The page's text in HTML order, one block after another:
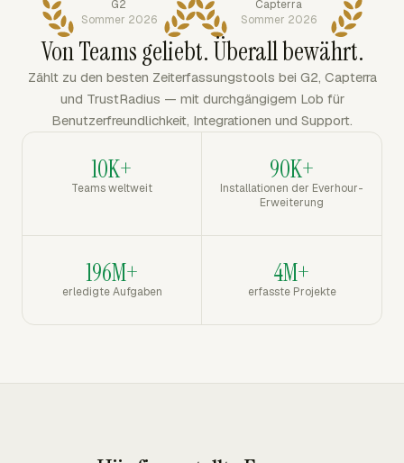
G2
Sommer 2026
Capterra
Sommer 2026
Von Teams geliebt. Überall bewährt.
Zählt zu den besten Zeiterfassungstools bei G2, Capterra
und TrustRadius — mit durchgängigem Lob für
Benutzerfreundlichkeit, Integrationen und Support.
10K+
Teams weltweit
90K+
Installationen der Everhour-
Erweiterung
196M+
erledigte Aufgaben
4M+
erfasste Projekte